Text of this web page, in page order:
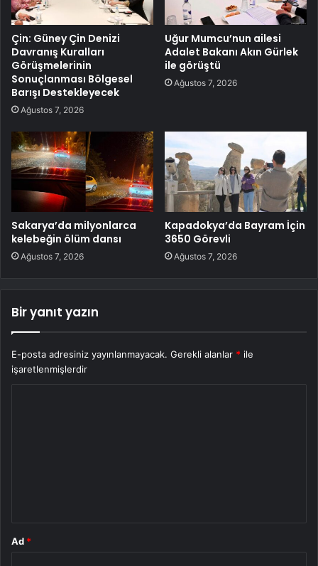
Çin: Güney Çin Denizi
Davranış Kuralları
Görüşmelerinin
Sonuçlanması Bölgesel
Barışı Destekleyecek
Ağustos 7, 2026
Uğur Mumcu’nun ailesi
Adalet Bakanı Akın Gürlek
ile görüştü
Ağustos 7, 2026
Sakarya’da milyonlarca
kelebeğin ölüm dansı
Ağustos 7, 2026
Kapadokya’da Bayram İçin
3650 Görevli
Ağustos 7, 2026
Bir yanıt yazın
E-posta adresiniz yayınlanmayacak. Gerekli alanlar * ile
işaretlenmişlerdir
Ad *